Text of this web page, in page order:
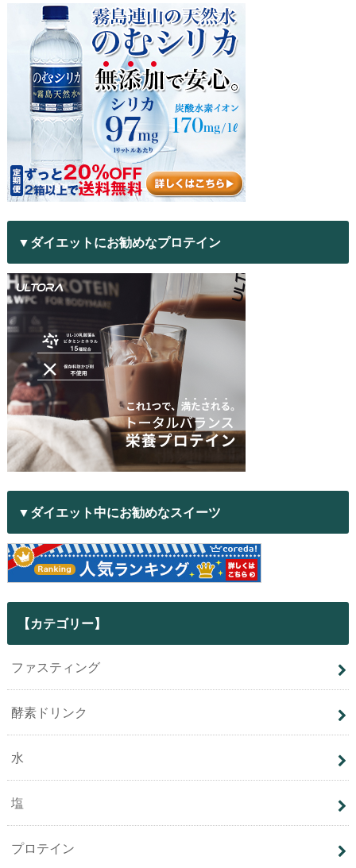
▼ダイエットにお勧めなプロテイン
▼ダイエット中にお勧めなスイーツ
【カテゴリー】
ファスティング
酵素ドリンク
水
塩
プロテイン